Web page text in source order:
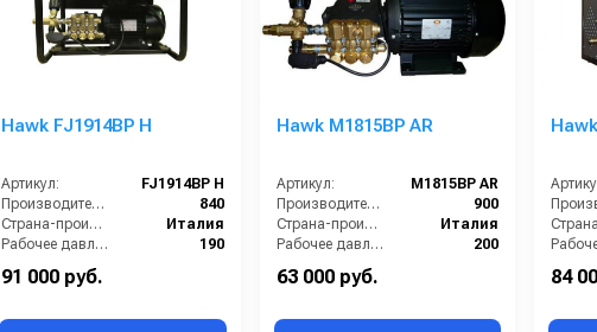
Hawk FJ1914BP H
Артикул:
FJ1914BP H
Производительность (л/ч):
840
Страна-производитель:
Италия
Рабочее давление (бар):
190
Мощность (кВт):
Электропитание (В):
91 000 руб.
Hawk M1815BP AR
Артикул:
M1815BP AR
Производительность (л/ч):
900
Страна-производитель:
Италия
Рабочее давление (бар):
200
Мощность (кВт):
Электропитание (В):
63 000 руб. 84